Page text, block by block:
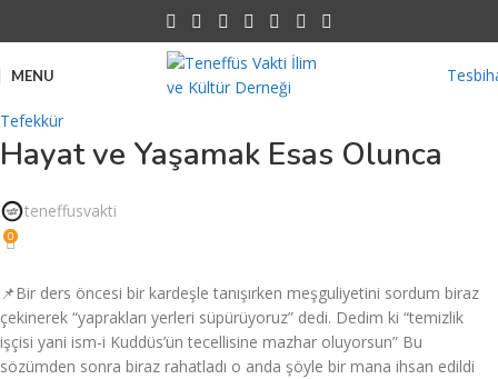
MENU
Tefekkür
Hayat ve Yaşamak Esas Olunca
teneffusvakti
0
📌Bir ders öncesi bir kardeşle tanışırken meşguliyetini sordum biraz
çekinerek “yaprakları yerleri süpürüyoruz” dedi. Dedim ki “temizlik
işçisi yani ism-i Kuddüs’ün tecellisine mazhar oluyorsun” Bu
sözümden sonra biraz rahatladı o anda şöyle bir mana ihsan edildi